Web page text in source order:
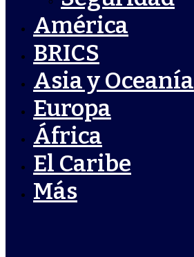
América
BRICS
Asia y Oceanía
Europa
África
El Caribe
Más